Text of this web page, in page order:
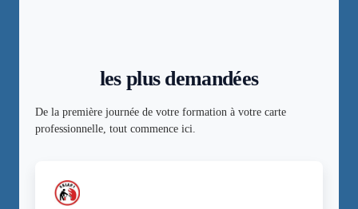
les plus demandées
De la première journée de votre formation à votre carte
professionnelle, tout commence ici.